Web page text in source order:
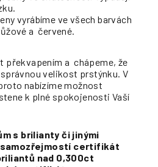
vyrábíme ve všech barvách
a červené.
překvapením a chápeme, že
velikost prstýnku. V
nabízíme možnost
k plné spokojenosti Vaší
s brilianty či jinými
samozřejmostí certifikát
nad 0,300ct